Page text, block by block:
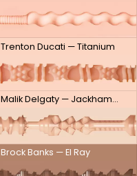
Trenton Ducati — Titanium
Malik Delgaty — Jackhammer
Brock Banks — El Ray